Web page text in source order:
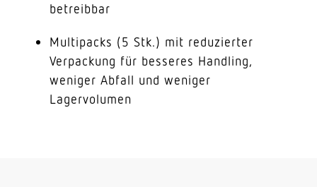
betreibbar
Multipacks (5 Stk.) mit reduzierter
Verpackung für besseres Handling,
weniger Abfall und weniger
Lagervolumen